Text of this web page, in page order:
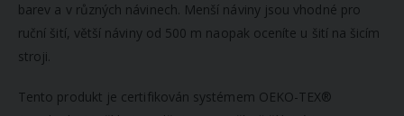
barev a v různých návinech. Menší náviny jsou vhodné pro
ruční šití, větší náviny od 500 m naopak oceníte u šití na šicím
stroji.
Tento produkt je certifikován systémem OEKO-TEX®